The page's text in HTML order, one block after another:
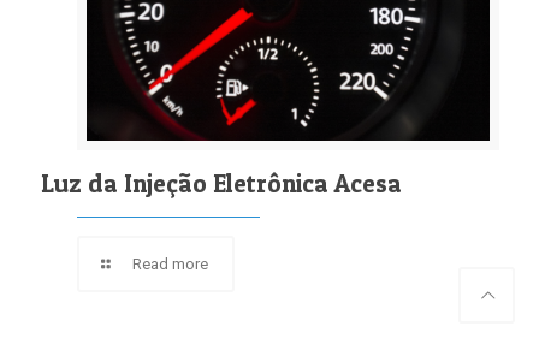
Luz da Injeção Eletrônica Acesa
Read more